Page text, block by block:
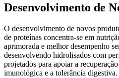
Desenvolvimento de
O desenvolvimento de novos
​​de proteínas concentra-se em
aprimorada e melhor desempenho
desenvolvendo hidrolisados ​​com
projetados para apoiar a
imunológica e a tolerância